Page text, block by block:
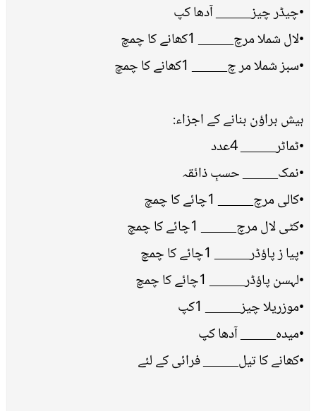
•چیڈر چیز_____ آدھا کپ
•لال شملا مرچ_____ 1کھانے کا چمچ
•سبز شملا مر چ_____ 1کھانے کا چمچ
ہیش براؤن بنانے کے اجزاء:
•ٹماٹر_____ 4عدد
•نمک_____ حسبِ ذائقہ
•کالی مرچ_____ 1چائے کا چمچ
•کٹی لال مرچ_____ 1چائے کا چمچ
•پیا ز پاؤڈر_____ 1چائے کا چمچ
•لہسن پاؤڈر_____ 1چائے کا چمچ
•موزریلا چیز_____ 1کپ
•میدہ_____ آدھا کپ
•کھانے کا تیل_____ فرائی کے لئے